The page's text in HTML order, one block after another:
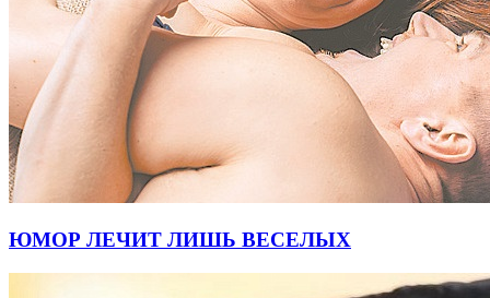
ЮМОР ЛЕЧИТ ЛИШЬ ВЕСЕЛЫХ